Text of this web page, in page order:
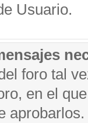
Usuario.
foro tal
en el